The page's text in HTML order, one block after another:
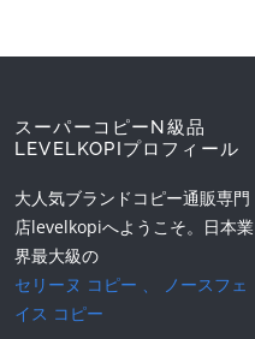
スーパーコピーN級品
LEVELKOPIプロフィール
大人気ブランドコピー通販専門
店levelkopiへようこそ。日本業
界最大級の
セリーヌ コピー 、
ノースフェ
イス コピー